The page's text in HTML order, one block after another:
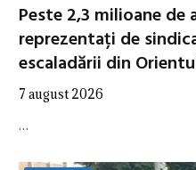
Peste 2,3 milioane
reprezentați de
escaladării din
7 august 2026
…